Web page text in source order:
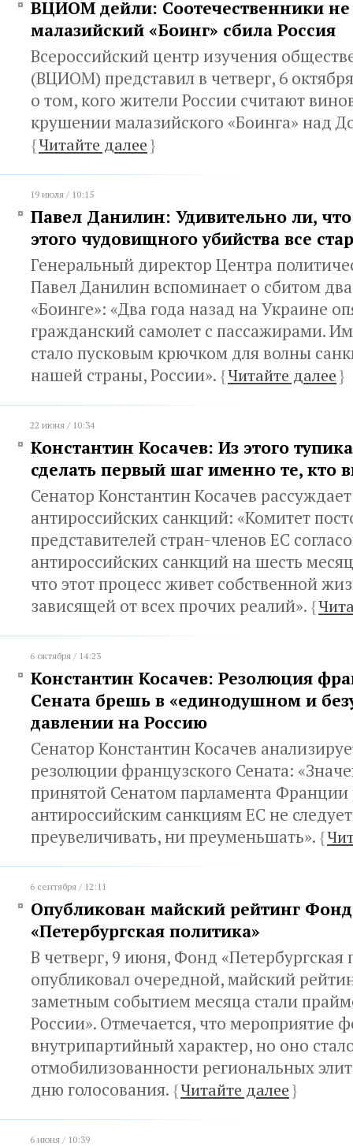
ВЦИОМ дейли: Соотечественники не
малазийский «Боинг» сбила Россия
Всероссийский центр изучения
(ВЦИОМ) представил в четверг, 6
о том, кого жители России считают
крушении малазийского «Боинга» над
{Читайте далее}
19 июля / 10:15
Павел Данилин: Удивительно ли,
этого чудовищного убийства все
Генеральный директор Центра
Павел Данилин вспоминает о сбитом
«Боинге»: «Два года назад на Украине
гражданский самолет с пассажирами.
стало пусковым крючком для волны
нашей страны, России». {Читайте далее}
22 июня / 10:34
Константин Косачев: Из этого
сделать первый шаг именно те, кто
Сенатор Константин Косачев
антироссийских санкций: «Комитет
представителей стран-членов ЕС
антироссийских санкций на шесть
что этот процесс живет собственной
зависящей от всех прочих реалий». {
6 октября / 14:23
Константин Косачев: Резолюция
Сената брешь в «единодушном и
давлении на Россию
Сенатор Константин Косачев
резолюции французского Сената:
принятой Сенатом парламента
антироссийским санкциям ЕС не
преувеличивать, ни преуменьшать». {
6 сентября / 12:11
Опубликован майский рейтинг
«Петербургская политика»
В четверг, 9 июня, Фонд «Петербургская
опубликовал очередной, майский
заметным событием месяца стали
России». Отмечается, что мероприятие
внутрипартийный характер, но оно
отмобилизованности региональных
дню голосования. {Читайте далее}
6 июня / 10:39